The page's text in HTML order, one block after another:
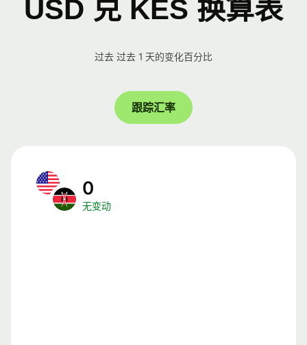
USD 兑 KES 换算表
过去 过去 1 天的变化百分比
跟踪汇率
0
无变动